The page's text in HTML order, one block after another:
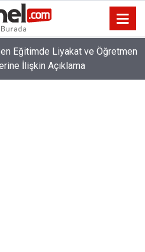
Eğitimde Liyakat ve Öğretmen
İlişkin Açıklama